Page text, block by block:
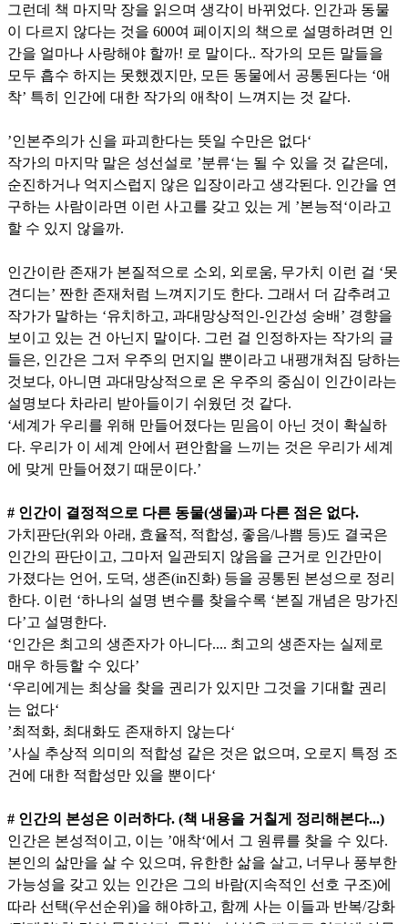
그런데 책 마지막 장을 읽으며 생각이 바뀌었다. 인간과 동물
이 다르지 않다는 것을 600여 페이지의 책으로 설명하려면 인
간을 얼마나 사랑해야 할까! 로 말이다.. 작가의 모든 말들을
모두 흡수 하지는 못했겠지만, 모든 동물에서 공통된다는 ‘애
착’ 특히 인간에 대한 작가의 애착이 느껴지는 것 같다.
’인본주의가 신을 파괴한다는 뜻일 수만은 없다‘
작가의 마지막 말은 성선설로 ’분류‘는 될 수 있을 것 같은데,
순진하거나 억지스럽지 않은 입장이라고 생각된다. 인간을 연
구하는 사람이라면 이런 사고를 갖고 있는 게 ’본능적‘이라고
할 수 있지 않을까.
인간이란 존재가 본질적으로 소외, 외로움, 무가치 이런 걸 ‘못
견디는’ 짠한 존재처럼 느껴지기도 한다. 그래서 더 감추려고
작가가 말하는 ‘유치하고, 과대망상적인-인간성 숭배’ 경향을
보이고 있는 건 아닌지 말이다. 그런 걸 인정하자는 작가의 글
들은, 인간은 그저 우주의 먼지일 뿐이라고 내팽개쳐짐 당하는
것보다, 아니면 과대망상적으로 온 우주의 중심이 인간이라는
설명보다 차라리 받아들이기 쉬웠던 것 같다.
‘세계가 우리를 위해 만들어졌다는 믿음이 아닌 것이 확실하
다. 우리가 이 세계 안에서 편안함을 느끼는 것은 우리가 세계
에 맞게 만들어졌기 때문이다.’
# 인간이 결정적으로 다른 동물(생물)과 다른 점은 없다.
가치판단(위와 아래, 효율적, 적합성, 좋음/나쁨 등)도 결국은
인간의 판단이고, 그마저 일관되지 않음을 근거로 인간만이
가졌다는 언어, 도덕, 생존(in진화) 등을 공통된 본성으로 정리
한다. 이런 ‘하나의 설명 변수를 찾을수록 ‘본질 개념은 망가진
다’고 설명한다.
‘인간은 최고의 생존자가 아니다.... 최고의 생존자는 실제로
매우 하등할 수 있다’
‘우리에게는 최상을 찾을 권리가 있지만 그것을 기대할 권리
는 없다‘
’최적화, 최대화도 존재하지 않는다‘
’사실 추상적 의미의 적합성 같은 것은 없으며, 오로지 특정 조
건에 대한 적합성만 있을 뿐이다‘
# 인간의 본성은 이러하다. (책 내용을 거칠게 정리해본다...)
인간은 본성적이고, 이는 ’애착‘에서 그 원류를 찾을 수 있다.
본인의 삶만을 살 수 있으며, 유한한 삶을 살고, 너무나 풍부한
가능성을 갖고 있는 인간은 그의 바람(지속적인 선호 구조)에
따라 선택(우선순위)을 해야하고, 함께 사는 이들과 반복/강화